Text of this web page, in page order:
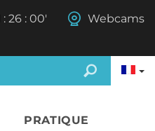
: 25 : 59' Webcams
PRATIQUE